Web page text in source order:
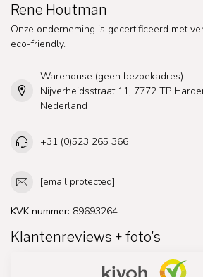
Rene Houtman
Onze onderneming is gecertificeerd met
eco-friendly.
Warehouse (geen bezoekadres)
Nijverheidsstraat 11, 7772 TP
Nederland
+31 (0)523 265 366
[email protected]
KVK nummer: 89693264
Klantenreviews + foto's